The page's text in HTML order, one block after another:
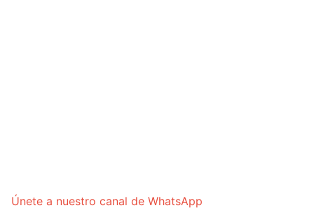
Únete a nuestro canal de WhatsApp